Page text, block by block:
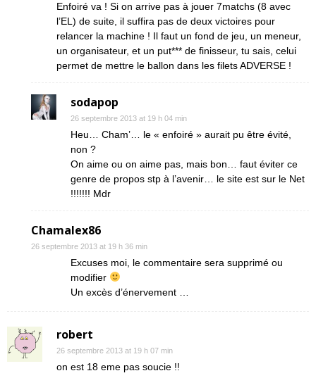
Enfoiré va ! Si on arrive pas à jouer 7matchs (8 avec
l’EL) de suite, il suffira pas de deux victoires pour
relancer la machine ! Il faut un fond de jeu, un meneur,
un organisateur, et un put*** de finisseur, tu sais, celui
permet de mettre le ballon dans les filets ADVERSE !
sodapop
26 septembre 2013 at 19 h 04 min
Heu… Cham’… le « enfoiré » aurait pu être évité,
non ?
On aime ou on aime pas, mais bon… faut éviter ce
genre de propos stp à l’avenir… le site est sur le Net
!!!!!!! Mdr
Chamalex86
26 septembre 2013 at 19 h 36 min
Excuses moi, le commentaire sera supprimé ou
modifier
Un excès d’énervement …
robert
26 septembre 2013 at 19 h 07 min
on est 18 eme pas soucie !!